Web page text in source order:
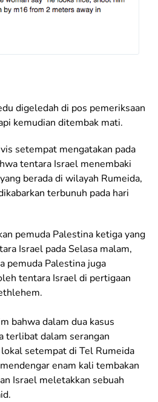
digeledah di pos pemeriksaan
kemudian ditembak mati.
setempat mengatakan pada
tentara Israel menembaki
berada di wilayah Rumeida,
terbunuh pada hari
pemuda Palestina ketiga yang
Israel pada Selasa malam,
pemuda Palestina juga
tentara Israel di pertigaan
bahwa dalam dua kasus
terlibat dalam serangan
setempat di Tel Rumeida
enam kali tembakan
Israel meletakkan sebuah